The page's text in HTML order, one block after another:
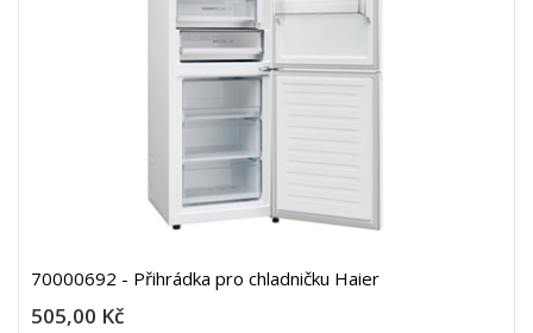
70000692 - Přihrádka pro chladničku Haier
505,00 Kč